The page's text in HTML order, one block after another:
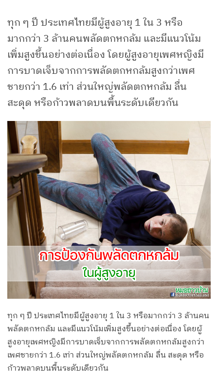
ทุก ๆ ปี ประเทศไทยมีผู้สูงอายุ 1 ใน 3 หรือ
มากกว่า 3 ล้านคนพลัดตกหกล้ม และมีแนวโน้ม
เพิ่มสูงขึ้นอย่างต่อเนื่อง โดยผู้สูงอายุเพศหญิงมี
การบาดเจ็บจากการพลัดตกหกล้มสูงกว่าเพศ
ชายกว่า 1.6 เท่า ส่วนใหญ่พลัดตกหกล้ม ลื่น
สะดุด หรือก้าวพลาดบนพื้นระดับเดียวกัน
ทุก ๆ ปี ประเทศไทยมีผู้สูงอายุ 1 ใน 3 หรือมากกว่า 3 ล้านคน
พลัดตกหกล้ม และมีแนวโน้มเพิ่มสูงขึ้นอย่างต่อเนื่อง โดยผู้
สูงอายุเพศหญิงมีการบาดเจ็บจากการพลัดตกหกล้มสูงกว่า
เพศชายกว่า 1.6 เท่า ส่วนใหญ่พลัดตกหกล้ม ลื่น สะดุด หรือ
ก้าวพลาดบนพื้นระดับเดียวกัน